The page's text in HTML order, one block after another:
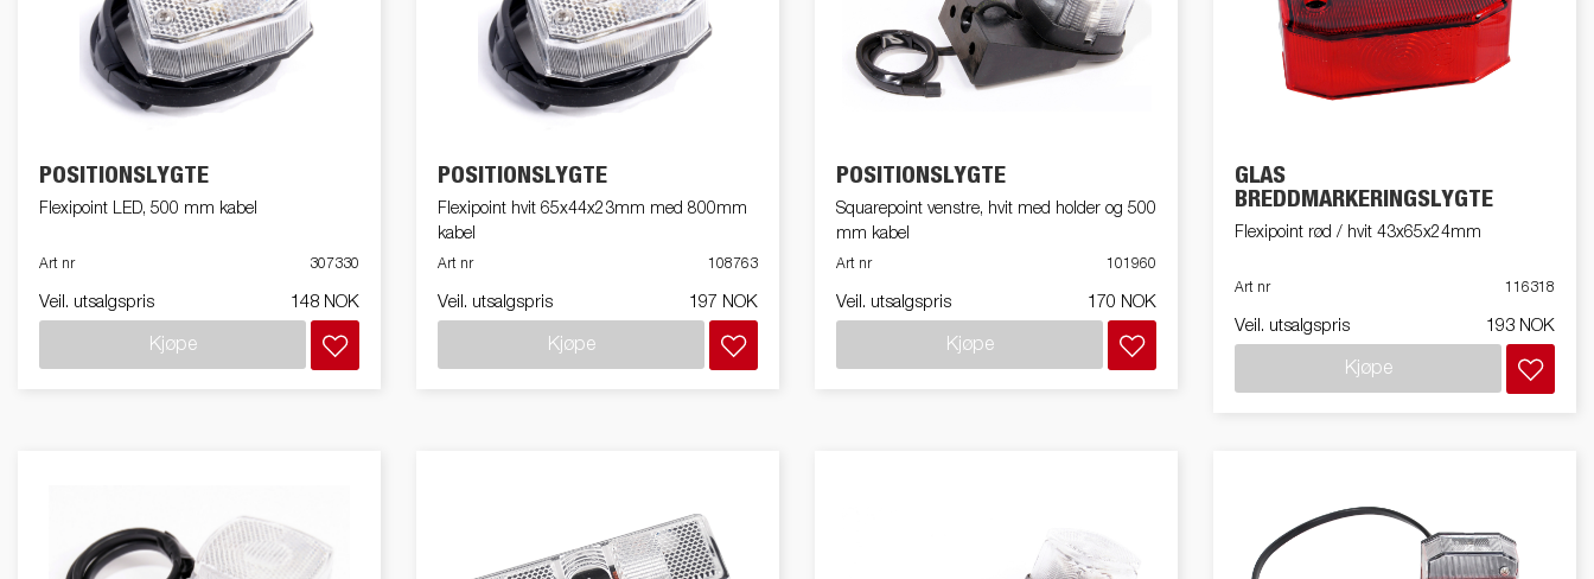
POSITIONSLYGTE
Flexipoint LED, 500 mm kabel
Art nr 307330
Veil. utsalgspris 148 NOK
Kjøpe
POSITIONSLYGTE
Flexipoint hvit 65x44x23mm med 800mm
kabel
Art nr 108763
Veil. utsalgspris 197 NOK
Kjøpe
POSITIONSLYGTE
Squarepoint venstre, hvit med holder og 500
mm kabel
Art nr 101960
Veil. utsalgspris 170 NOK
Kjøpe
GLAS
BREDDMARKERINGSLYGTE
Flexipoint rød / hvit 43x65x24mm
Art nr 116318
Veil. utsalgspris 193 NOK
Kjøpe